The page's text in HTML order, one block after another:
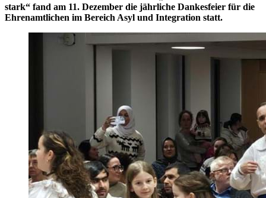
stark“ fand am 11. Dezember die jährliche Dankesfeier für die
Ehrenamtlichen im Bereich Asyl und Integration statt.